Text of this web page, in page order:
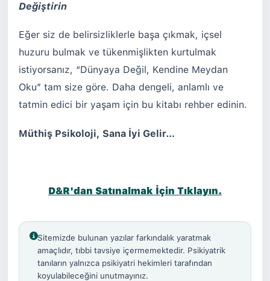
Değiştirin
Eğer siz de belirsizliklerle başa çıkmak, içsel
huzuru bulmak ve tükenmişlikten kurtulmak
istiyorsanız, “Dünyaya Değil, Kendine Meydan
Oku” tam size göre. Daha dengeli, anlamlı ve
tatmin edici bir yaşam için bu kitabı rehber edinin.
Müthiş Psikoloji, Sana İyi Gelir…
D&R'dan Satınalmak İçin Tıklayın.
Sitemizde bulunan yazılar farkındalık yaratmak
amaçlıdır, tıbbi tavsiye içermemektedir. Psikiyatrik
tanıların yalnızca psikiyatri hekimleri tarafından
koyulabileceğini unutmayınız.